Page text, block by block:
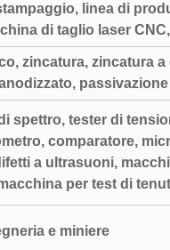
linea di
di taglio laser
zincatura, zincatura
passivazione
spettro, tester di
comparatore,
a ultrasuoni,
per test di
e miniere